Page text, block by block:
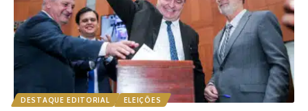
DESTAQUE EDITORIAL ELEIÇÕES